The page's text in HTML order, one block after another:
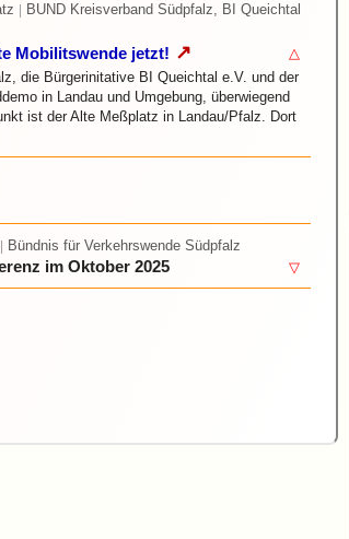
BUND Kreisverband Südpfalz, BI Queichtal
Mobilitswende jetzt! ↗
△
die Bürgerinitative BI Queichtal e.V. und der
in Landau und Umgebung, überwiegend
ist der Alte Meßplatz in Landau/Pfalz. Dort
Bündnis für Verkehrswende Südpfalz
im Oktober 2025 ▽